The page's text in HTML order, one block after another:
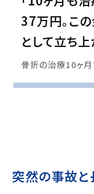
37万円。こ
として立ち上
骨折の治療10ヶ月
突然の事故